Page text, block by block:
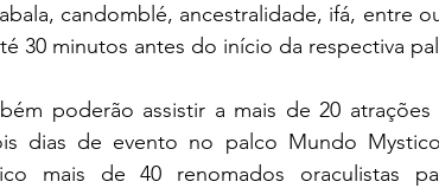
candomblé, ancestralidade, ifá, entre
30 minutos antes do início da respectiva
poderão assistir a mais de 20
dias de evento no palco Mundo
mais de 40 renomados oraculistas